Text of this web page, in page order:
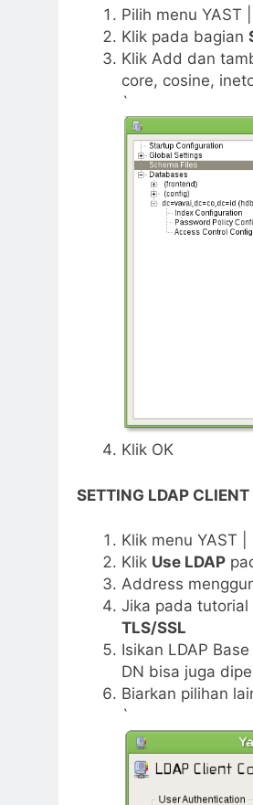
Pilih menu YAST
Klik pada bagian
Klik Add dan
core, cosine,
`
Klik OK
SETTING LDAP CLIENT
Klik menu YAST
Klik Use LDAP
Address
Jika pada tutorial
TLS/SSL
Isikan LDAP
DN bisa juga
Biarkan pilihan
`